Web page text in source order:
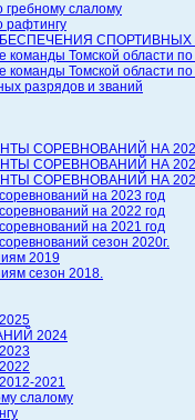
слалому
рафтингу
Томской области
команды Томской области
разрядов и званий
СОРЕВНОВАНИЙ НА
СОРЕВНОВАНИЙ НА
СОРЕВНОВАНИЙ НА
на 2023 год
на 2022 год
на 2021 год
сезон 2020г.
2019
сезон 2018.
2024
2021
слалому